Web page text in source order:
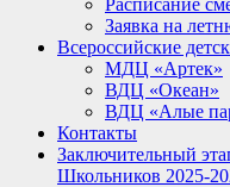
Расписание
Заявка на
Всероссийские
МДЦ «Артек»
ВДЦ «Океан»
ВДЦ «Алые
Контакты
Заключительный
Школьников 2025-